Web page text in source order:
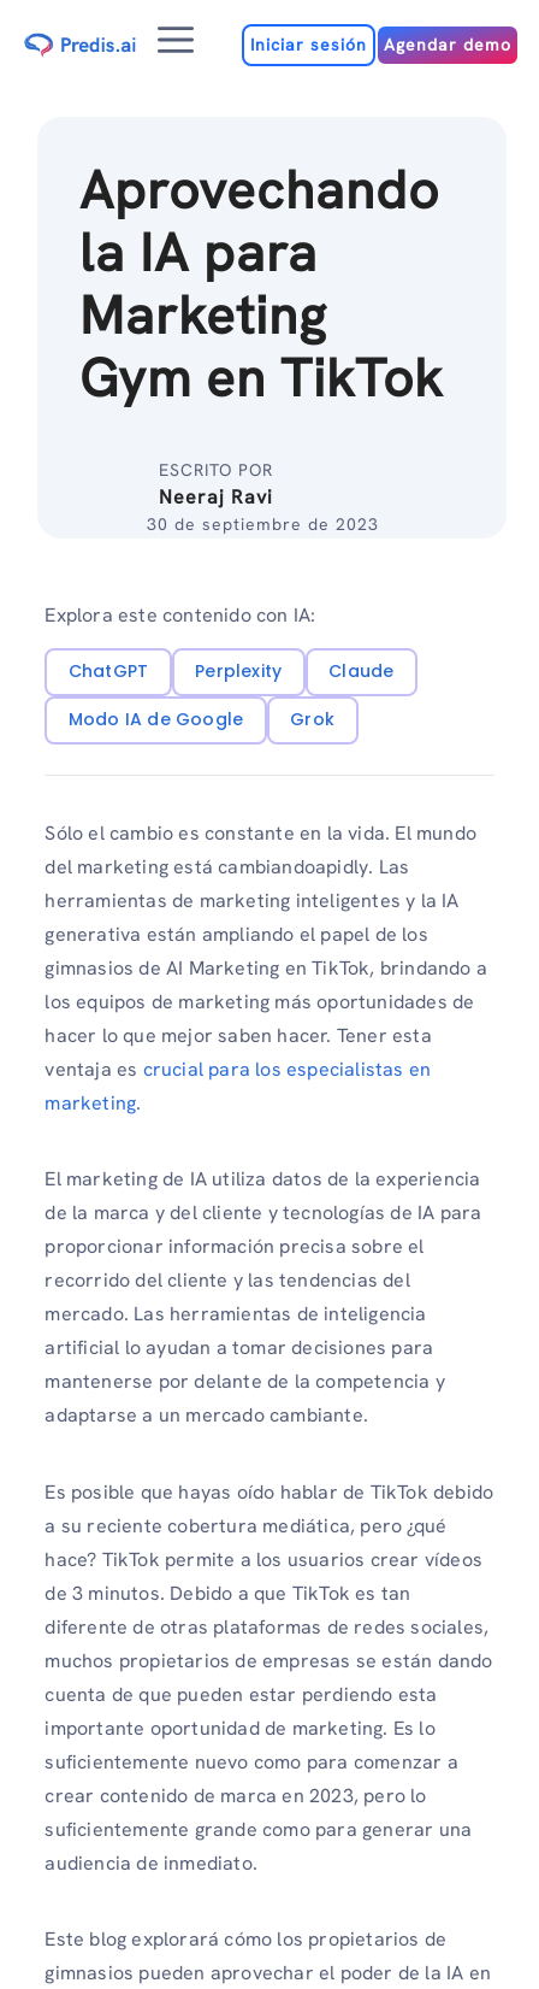
MenúIniciar sesión Agendar demo
Aprovechando
la IA para
Marketing
Gym en TikTok
ESCRITO POR
Neeraj Ravi
30 de septiembre de 2023
Explora este contenido con IA:
ChatGPT Perplexity
Claude
Modo IA de Google
Grok
Sólo el cambio es constante en la vida. El mundo
del marketing está cambiandoapidly. Las
herramientas de marketing inteligentes y la IA
generativa están ampliando el papel de los
gimnasios de AI Marketing en TikTok, brindando a
los equipos de marketing más oportunidades de
hacer lo que mejor saben hacer. Tener esta
ventaja es crucial para los especialistas en
marketing.
El marketing de IA utiliza datos de la experiencia
de la marca y del cliente y tecnologías de IA para
proporcionar información precisa sobre el
recorrido del cliente y las tendencias del
mercado. Las herramientas de inteligencia
artificial lo ayudan a tomar decisiones para
mantenerse por delante de la competencia y
adaptarse a un mercado cambiante.
Es posible que hayas oído hablar de TikTok debido
a su reciente cobertura mediática, pero ¿qué
hace? TikTok permite a los usuarios crear vídeos
de 3 minutos. Debido a que TikTok es tan
diferente de otras plataformas de redes sociales,
muchos propietarios de empresas se están dando
cuenta de que pueden estar perdiendo esta
importante oportunidad de marketing. Es lo
suficientemente nuevo como para comenzar a
crear contenido de marca en 2023, pero lo
suficientemente grande como para generar una
audiencia de inmediato.
Este blog explorará cómo los propietarios de
gimnasios pueden aprovechar el poder de la IA en